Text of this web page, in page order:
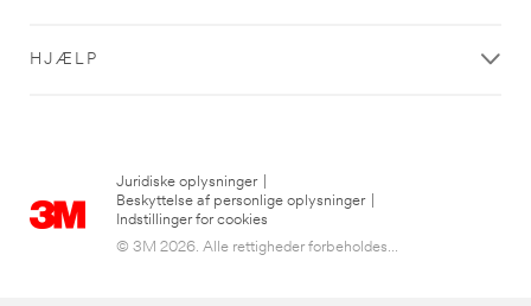
HJÆLP
Juridiske oplysninger
Beskyttelse af personlige oplysninger
Indstillinger for cookies
© 3M 2026. Alle rettigheder forbeholdes...